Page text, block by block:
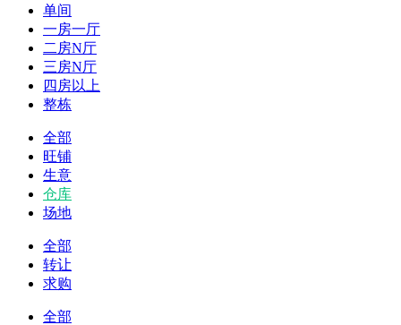
单间
一房一厅
二房N厅
三房N厅
四房以上
整栋
全部
旺铺
生意
仓库
场地
全部
转让
求购
全部